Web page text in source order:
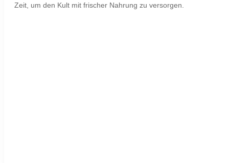
Zeit, um den Kult mit frischer Nahrung zu versorgen.